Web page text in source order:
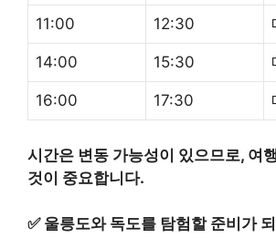
11:00 12:30
14:00 15:30
16:00 17:30
시간은 변동 가능성이 있으므로, 여
것이 중요합니다.
✅ 울릉도와 독도를 탐험할 준비가